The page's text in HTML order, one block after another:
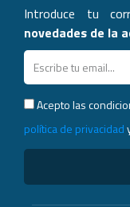
Introduce tu
novedades de la
Acepto las
política de privacidad